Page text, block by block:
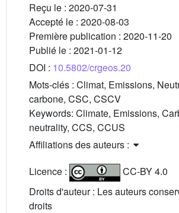
Reçu le : 2020-07-31
Accepté le : 2020-08-03
Première publication : 2020-11-20
Publié le : 2021-01-12
DOI : 10.5802/crgeos.20
Mots-clés : Climat, Emissions,
carbone, CSC, CSCV
Keywords: Climate, Emissions,
neutrality, CCS, CCUS
Affiliations des auteurs :
Licence :
CC-BY 4.0
Droits d'auteur : Les auteurs
droits